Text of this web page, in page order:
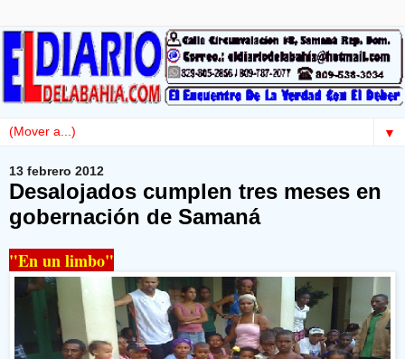
▼
13 febrero 2012
Desalojados cumplen tres meses en
gobernación de Samaná
"En un limbo"